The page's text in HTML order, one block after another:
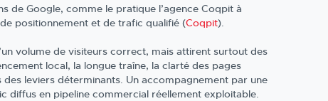
de Google, comme le pratique l’agence Coqpit à
positionnement et de trafic qualifié (Coqpit).
volume de visiteurs correct, mais attirent surtout des
local, la longue traîne, la clarté des pages
leviers déterminants. Un accompagnement par une
diffus en pipeline commercial réellement exploitable.